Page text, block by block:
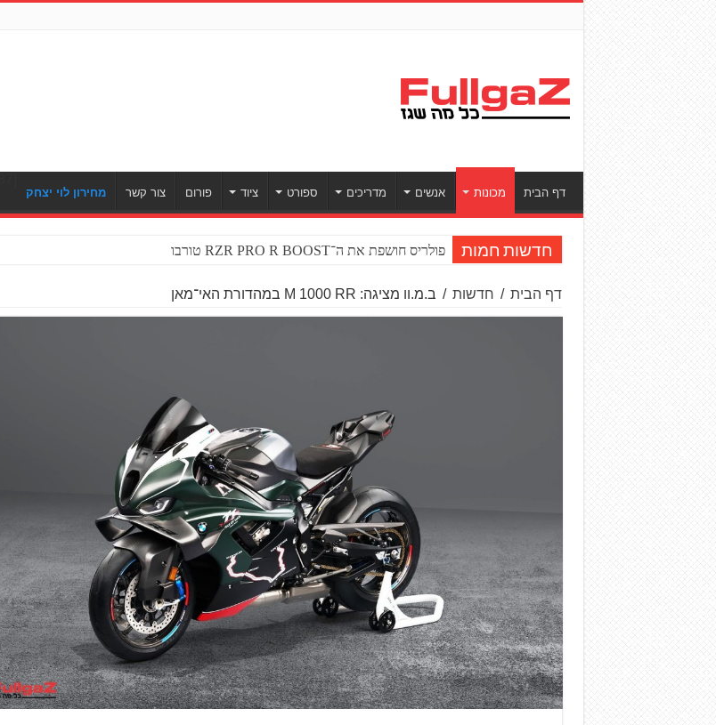
דף הבית מכונות אנשים מדריכים ספורט ציוד פורום צור קשר מחירון לוי יצחק
חדשות חמות פולריס חושפת את ה־RZR PRO R BOOST טורבו
דף הבית / חדשות / ב.מ.וו מציגה: M 1000 RR במהדורת האי־מאן